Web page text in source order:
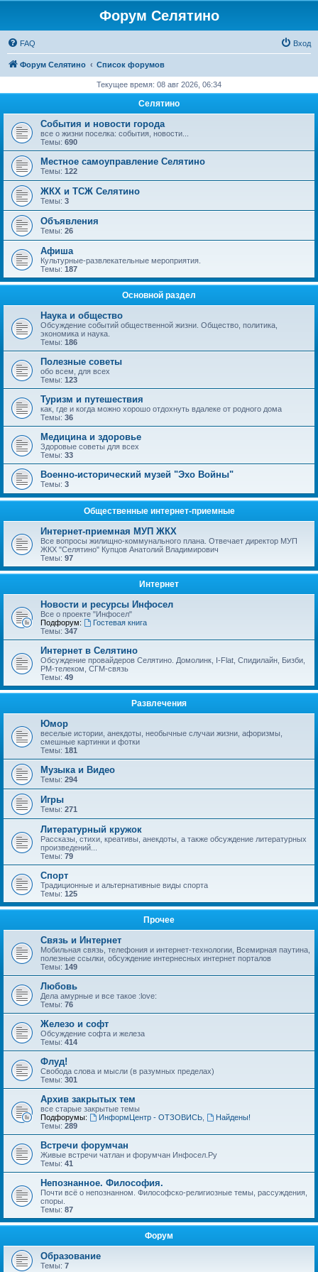
Форум Селятино
FAQ Вход
Форум Селятино Список форумов
Текущее время: 08 авг 2026, 06:34
Селятино
События и новости города
все о жизни поселка: события, новости...
Темы: 690
Местное самоуправление Селятино
Темы: 122
ЖКХ и ТСЖ Селятино
Темы: 3
Объявления
Темы: 26
Афиша
Культурные-развлекательные мероприятия.
Темы: 187
Основной раздел
Наука и общество
Обсуждение событий общественной жизни. Общество, политика,
экономика и наука.
Темы: 186
Полезные советы
обо всем, для всех
Темы: 123
Туризм и путешествия
как, где и когда можно хорошо отдохнуть вдалеке от родного дома
Темы: 36
Медицина и здоровье
Здоровые советы для всех
Темы: 33
Военно-исторический музей "Эхо Войны"
Темы: 3
Общественные интернет-приемные
Интернет-приемная МУП ЖКХ
Все вопросы жилищно-коммунального плана. Отвечает директор МУП
ЖКХ "Селятино" Купцов Анатолий Владимирович
Темы: 97
Интернет
Новости и ресурсы Инфосел
Все о проекте "Инфосел"
Подфорум:
Гостевая книга
Темы: 347
Интернет в Селятино
Обсуждение провайдеров Селятино. Домолинк, I-Flat, Спидилайн, Бизби,
РМ-телеком, СГМ-связь
Темы: 49
Развлечения
Юмор
веселые истории, анекдоты, необычные случаи жизни, афоризмы,
смешные картинки и фотки
Темы: 181
Музыка и Видео
Темы: 294
Игры
Темы: 271
Литературный кружок
Рассказы, стихи, креативы, анекдоты, а также обсуждение литературных
произведений...
Темы: 79
Спорт
Традиционные и альтернативные виды спорта
Темы: 125
Прочее
Связь и Интернет
Мобильная связь, телефония и интернет-технологии, Всемирная паутина,
полезные ссылки, обсуждение интернесных интернет порталов
Темы: 149
Любовь
Дела амурные и все такое :love:
Темы: 76
Железо и софт
Обсуждение софта и железа
Темы: 414
Флуд!
Свобода слова и мысли (в разумных пределах)
Темы: 301
Архив закрытых тем
все старые закрытые темы
Подфорумы:
ИнформЦентр - ОТЗОВИСЬ,
Найдены!
Темы: 289
Встречи форумчан
Живые встречи чатлан и форумчан Инфосел.Ру
Темы: 41
Непознанное. Философия.
Почти всё о непознанном. Философско-религиозные темы, рассуждения,
споры.
Темы: 87
Форум
Образование
Темы: 7